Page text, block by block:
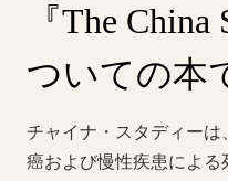
『The
ついての本
チャイナ・スタディー
癌および慢性疾患によ